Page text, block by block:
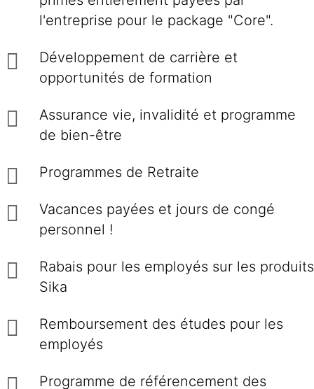
l'entreprise pour le package "Core".
Développement de carrière et
opportunités de formation
Assurance vie, invalidité et programme
de bien-être
Programmes de Retraite
Vacances payées et jours de congé
personnel !
Rabais pour les employés sur les produits
Sika
Remboursement des études pour les
employés
Programme de référencement des